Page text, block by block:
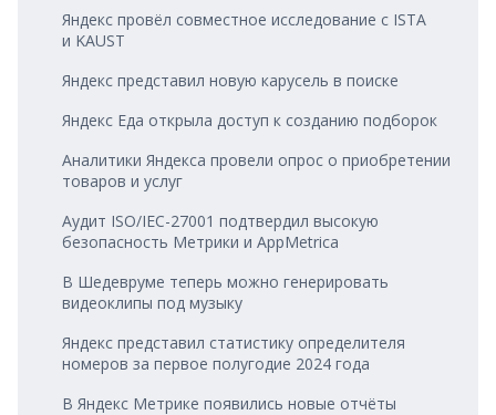
Яндекс провёл совместное исследование с ISTA
и KAUST
Яндекс представил новую карусель в поиске
Яндекс Еда открыла доступ к созданию подборок
Аналитики Яндекса провели опрос о приобретении
товаров и услуг
Аудит ISO/IEC-27001 подтвердил высокую
безопасность Метрики и AppMetrica
В Шедевруме теперь можно генерировать
видеоклипы под музыку
Яндекс представил статистику определителя
номеров за первое полугодие 2024 года
В Яндекс Метрике появились новые отчёты